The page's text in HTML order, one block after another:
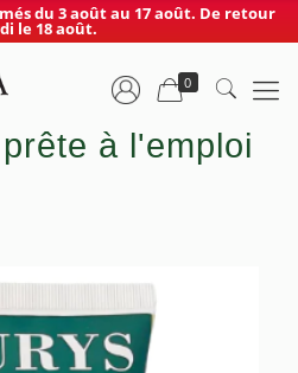
du 3 août au 17 août. De retour
le 18 août.
0
à l'emploi